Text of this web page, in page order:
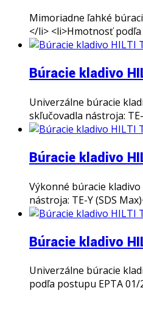
Mimoriadne ľahké
</li> <li>Hmotnosť
Búracie kladivo
Univerzálne búracie
skľučovadla nástroja:
Búracie kladivo
Výkonné búracie kladivo
nástroja: TE-Y (SDS
Búracie kladivo
Univerzálne búracie
podľa postupu EPTA 01/